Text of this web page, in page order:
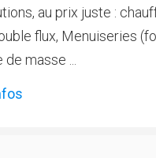
au prix juste :
flux, Menuiseries
masse ...